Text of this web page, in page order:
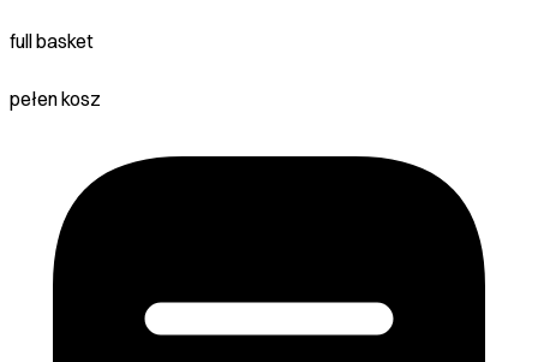
full basket
pełen kosz